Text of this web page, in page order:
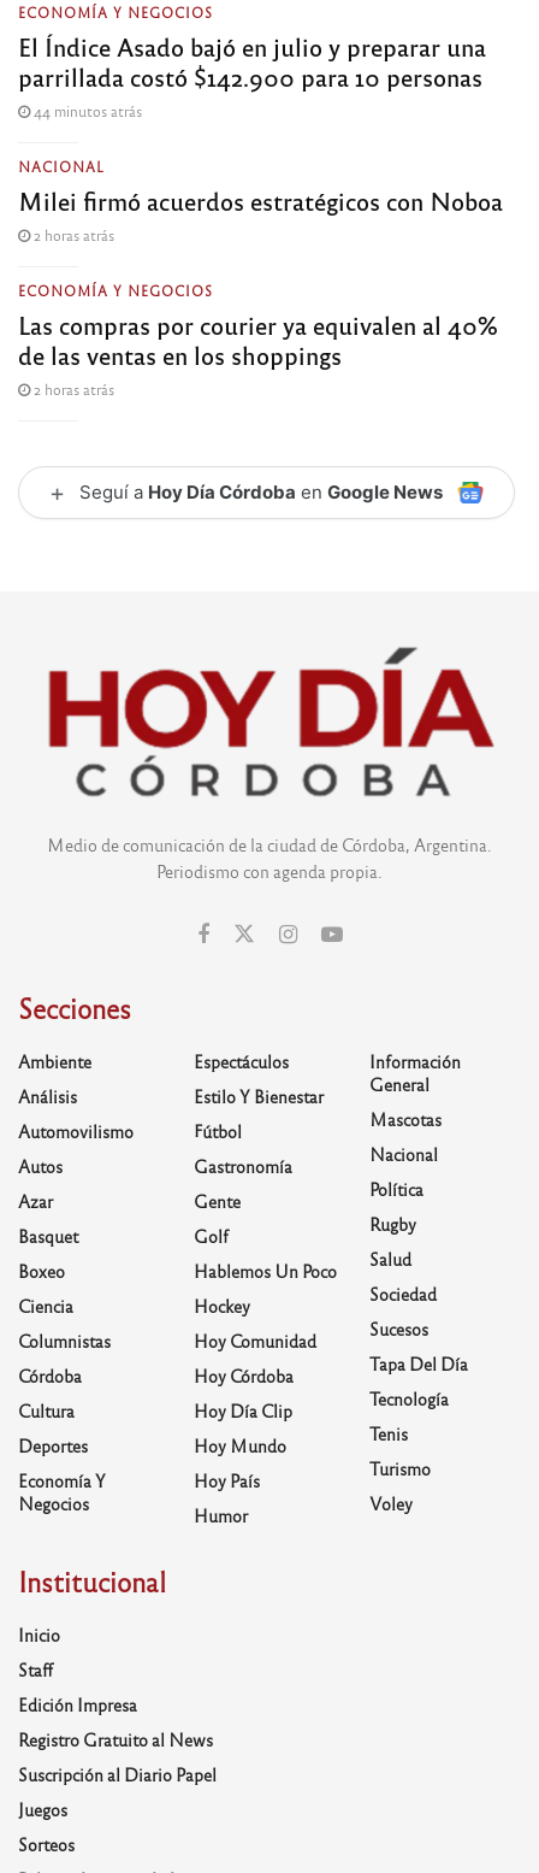
ECONOMÍA Y NEGOCIOS
El Índice Asado bajó en julio y preparar una
parrillada costó $142.900 para 10 personas
44 minutos atrás
NACIONAL
Milei firmó acuerdos estratégicos con Noboa
2 horas atrás
ECONOMÍA Y NEGOCIOS
Las compras por courier ya equivalen al 40%
de las ventas en los shoppings
2 horas atrás
+ Seguí a Hoy Día Córdoba en Google News
Medio de comunicación de la ciudad de Córdoba, Argentina.
Periodismo con agenda propia.
Secciones
Ambiente
Análisis
Automovilismo
Autos
Azar
Basquet
Boxeo
Ciencia
Columnistas
Córdoba
Cultura
Deportes
Economía Y
Negocios
Espectáculos
Estilo Y Bienestar
Fútbol
Gastronomía
Gente
Golf
Hablemos Un Poco
Hockey
Hoy Comunidad
Hoy Córdoba
Hoy Día Clip
Hoy Mundo
Hoy País
Humor
Información
General
Mascotas
Nacional
Política
Rugby
Salud
Sociedad
Sucesos
Tapa Del Día
Tecnología
Tenis
Turismo
Voley
Institucional
Inicio
Staff
Edición Impresa
Registro Gratuito al News
Suscripción al Diario Papel
Juegos
Sorteos